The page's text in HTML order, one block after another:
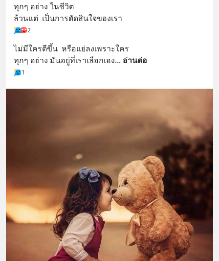
ทุกๆ อย่าง ในชีวิต
ล้วนแต่  เป็นการตัดสินใจของเรา
2
ไม่มีใครดีขึ้น  หรือแย่ลงเพราะใคร
ทุกๆ อย่าง มันอยู่ที่เราเลือกเอง... อ่านต่อ
1